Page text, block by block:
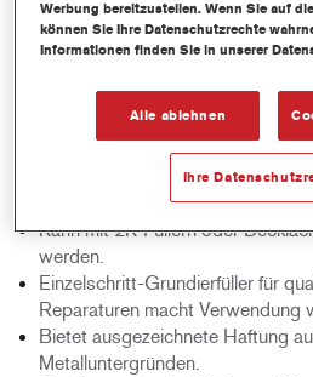
Produktmerkmale
Zur Verwendung als
Grundierfüller geeignet.
Zur Verwendung auf rauen
granulatgestrahlte Metalle
Als erste Schicht auf blanken
Kann mit 2K-Füllern oder
werden.
Einzelschritt-Grundierfüller für
Reparaturen macht Verwendung
Bietet ausgezeichnete Haftung
Metalluntergründen.
Werbung bereitzustellen. Wenn Sie auf
können Sie Ihre Datenschutzrechte
Informationen finden Sie in unserer
Alle ablehnen
Ihre